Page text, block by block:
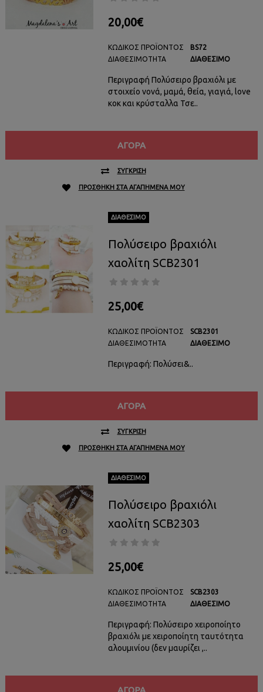
20,00€
ΚΩΔΙΚΌΣ ΠΡΟΪΌΝΤΟΣ
ΔΙΑΘΕΣΙΜΌΤΗΤΑ
BS72
ΔΙΑΘΈΣΙΜΟ
Περιγραφή Πολύσειρο βραχιόλι με
στοιχείο νονά, μαμά, θεία, γιαγιά, love
κοκ και κρύσταλλα Τσε..
ΑΓΟΡΆ
ΣΎΓΚΡΙΣΗ
ΠΡΟΣΘΉΚΗ ΣΤΑ ΑΓΑΠΗΜΈΝΑ ΜΟΥ
ΔΙΑΘΈΣΙΜΟ
Πολύσειρο βραχιόλι
χαολίτη SCB2301
25,00€
ΚΩΔΙΚΌΣ ΠΡΟΪΌΝΤΟΣ
ΔΙΑΘΕΣΙΜΌΤΗΤΑ
SCB2301
ΔΙΑΘΈΣΙΜΟ
Περιγραφή: Πολύσει&..
ΑΓΟΡΆ
ΣΎΓΚΡΙΣΗ
ΠΡΟΣΘΉΚΗ ΣΤΑ ΑΓΑΠΗΜΈΝΑ ΜΟΥ
ΔΙΑΘΈΣΙΜΟ
Πολύσειρο βραχιόλι
χαολίτη SCB2303
25,00€
ΚΩΔΙΚΌΣ ΠΡΟΪΌΝΤΟΣ
ΔΙΑΘΕΣΙΜΌΤΗΤΑ
SCB2303
ΔΙΑΘΈΣΙΜΟ
Περιγραφή: Πολύσειρο χειροποίητο
βραχιόλι με χειροποίητη ταυτότητα
αλουμινίου (δεν μαυρίζει ,..